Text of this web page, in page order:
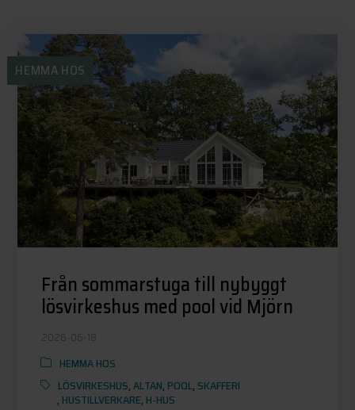
HEMMA HOS
Från sommarstuga till nybyggt
lösvirkeshus med pool vid Mjörn
2026-06-18
HEMMA HOS
LÖSVIRKESHUS,ALTAN, POOL, SKAFFERI
, HUSTILLVERKARE, H-HUS